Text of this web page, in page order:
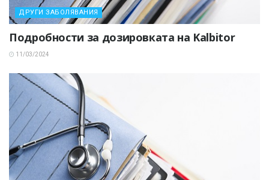
ДРУГИ ЗАБОЛЯВАНИЯ
Подробности за дозировката на Kalbitor
11/03/2024